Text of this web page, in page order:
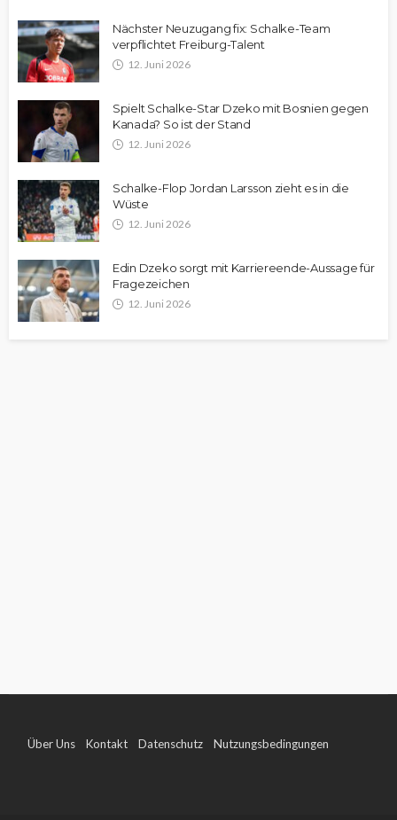
Nächster Neuzugang fix: Schalke-Team
verpflichtet Freiburg-Talent
12. Juni 2026
Spielt Schalke-Star Dzeko mit Bosnien gegen
Kanada? So ist der Stand
12. Juni 2026
Schalke-Flop Jordan Larsson zieht es in die
Wüste
12. Juni 2026
Edin Dzeko sorgt mit Karriereende-Aussage für
Fragezeichen
12. Juni 2026
Über Uns Kontakt Datenschutz Nutzungsbedingungen